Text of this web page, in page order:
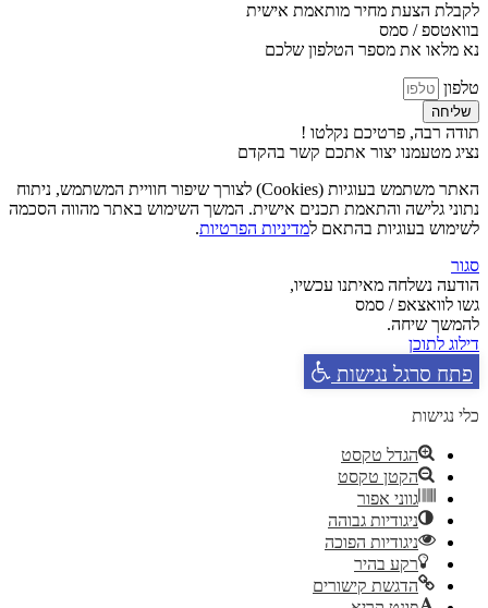
לקבלת הצעת מחיר מותאמת אישית
בוואטספ / סמס
נא מלאו את מספר הטלפון שלכם
טלפון
שליחה
תודה רבה, פרטיכם נקלטו !
נציג מטעמנו יצור אתכם קשר בהקדם
האתר משתמש בעוגיות (Cookies) לצורך שיפור חוויית המשתמש, ניתוח
נתוני גלישה והתאמת תכנים אישית. המשך השימוש באתר מהווה הסכמה
לשימוש בעוגיות בהתאם למדיניות הפרטיות.
סגור
הודעה נשלחה מאיתנו עכשיו,
גשו לוואצאפ / סמס
להמשך שיחה.
דילוג לתוכן
פתח סרגל נגישות
כלי נגישות
הגדל טקסט
הקטן טקסט
גווני אפור
ניגודיות גבוהה
ניגודיות הפוכה
רקע בהיר
הדגשת קישורים